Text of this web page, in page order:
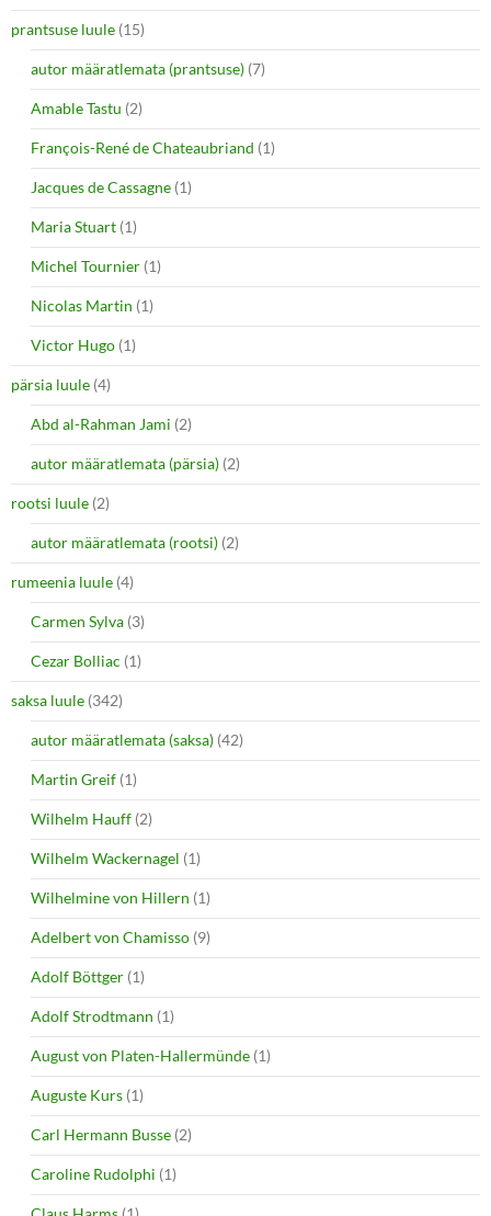
prantsuse luule (15)
autor määratlemata (prantsuse) (7)
Amable Tastu (2)
François-René de Chateaubriand (1)
Jacques de Cassagne (1)
Maria Stuart (1)
Michel Tournier (1)
Nicolas Martin (1)
Victor Hugo (1)
pärsia luule (4)
Abd al-Rahman Jami (2)
autor määratlemata (pärsia) (2)
rootsi luule (2)
autor määratlemata (rootsi) (2)
rumeenia luule (4)
Carmen Sylva (3)
Cezar Bolliac (1)
saksa luule (342)
autor määratlemata (saksa) (42)
Martin Greif (1)
Wilhelm Hauff (2)
Wilhelm Wackernagel (1)
Wilhelmine von Hillern (1)
Adelbert von Chamisso (9)
Adolf Böttger (1)
Adolf Strodtmann (1)
August von Platen-Hallermünde (1)
Auguste Kurs (1)
Carl Hermann Busse (2)
Caroline Rudolphi (1)